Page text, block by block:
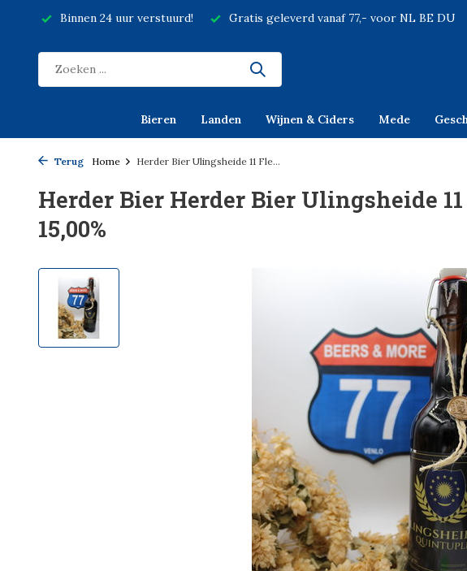
Binnen 24 uur verstuurd! Gratis geleverd vanaf 77,- voor NL BE DU
Bieren Landen Wijnen & Ciders Mede
Terug Home Herder Bier Ulingsheide 11 Fle...
Herder Bier Herder Bier Ulingsheide
15,00%